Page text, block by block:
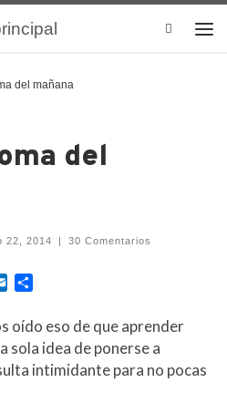
Search
del mañana
del
22, 2014 | 30 Comentarios
O
o
o
p
a
r
oído eso de que aprender
sola idea de ponerse a
intimidante para no pocas